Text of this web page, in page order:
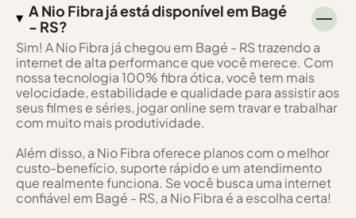
A Nio Fibra já está disponível em Bagé
- RS?
Sim! A Nio Fibra já chegou em Bagé - RS trazendo a
internet de alta performance que você merece. Com
nossa tecnologia 100% fibra ótica, você tem mais
velocidade, estabilidade e qualidade para assistir aos
seus filmes e séries, jogar online sem travar e trabalhar
com muito mais produtividade.
Além disso, a Nio Fibra oferece planos com o melhor
custo-benefício, suporte rápido e um atendimento
que realmente funciona. Se você busca uma internet
confiável em Bagé - RS, a Nio Fibra é a escolha certa!